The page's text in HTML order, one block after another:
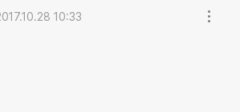
10:33